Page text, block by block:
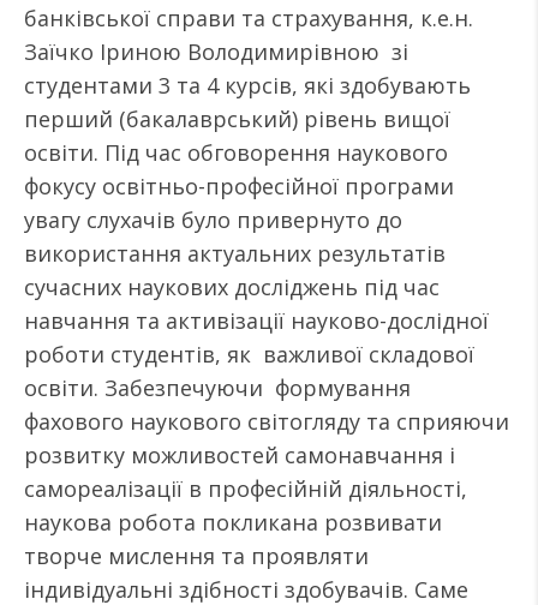
банківської справи та страхування, к.е.н.
Заїчко Іриною Володимирівною зі
студентами 3 та 4 курсів, які здобувають
перший (бакалаврський) рівень вищої
освіти. Під час обговорення наукового
фокусу освітньо-професійної програми
увагу слухачів було привернуто до
використання актуальних результатів
сучасних наукових досліджень під час
навчання та активізації науково-дослідної
роботи студентів, як важливої складової
освіти. Забезпечуючи формування
фахового наукового світогляду та сприяючи
розвитку можливостей самонавчання і
самореалізації в професійній діяльності,
наукова робота покликана розвивати
творче мислення та проявляти
індивідуальні здібності здобувачів. Саме